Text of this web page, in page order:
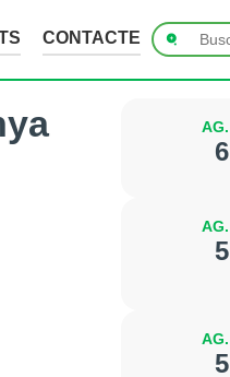
CONTACTE
AG.
6
AG.
5
AG.
5